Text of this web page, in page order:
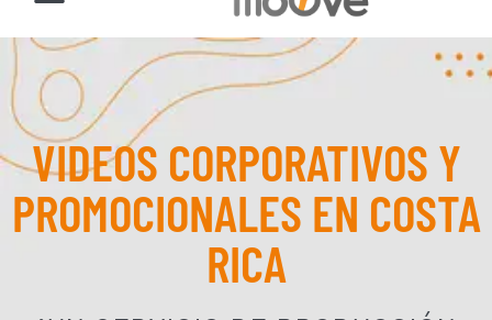
VIDEOS CORPORATIVOS Y
PROMOCIONALES EN COSTA
RICA